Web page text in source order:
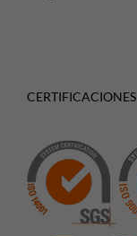
CERTIFICACIONES